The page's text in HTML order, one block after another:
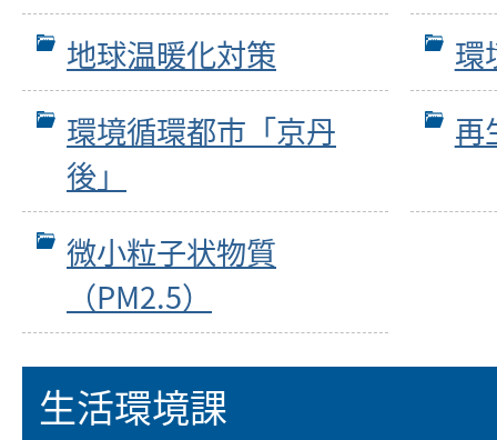
地球温暖化対策
環
環境循環都市「京丹
後」
再
微小粒子状物質
（PM2.5）
生活環境課